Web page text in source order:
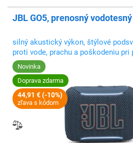
JBL GO5, prenosný
silný akustický výkon, štýlové
proti vode, prachu a poškodeniu pri
Novinka
Doprava zdarma
44,91 € (-10%)
zľava s kódom